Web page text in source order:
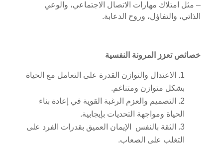
– مثل امتلاك مهارات الاتصال الاجتماعي، والوعي
الذاتي، والتفاؤل، وروح الدعابة.
خصائص تعزز المرونة النفسية
الاعتدال والتوازن القدرة على التعامل مع الحياة
بشكل متوازن ومتناغم.
التصميم والعزم الرغبة القوية في إعادة بناء
الحياة ومواجهة التحديات بإيجابية.
الثقة بالنفس الإيمان العميق بقدرات الفرد على
التغلب على الصعاب.